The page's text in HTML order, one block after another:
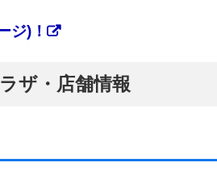
ジ)！
ザ・店舗情報